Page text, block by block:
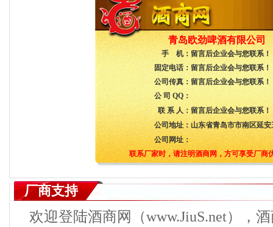
青岛欧劲啤酒有限公司
手 机： 留言后企业会与您联系！
固定电话： 留言后企业会与您联系！
公司传真： 留言后企业会与您联系！
公 司 QQ：
联 系 人：留言后企业会与您联系！
公司地址：山东省青岛市市南区延安
公司网址：
联系厂家时，请注明酒商网，方可享受厂商
厂商支持
欢迎登陆酒商网（www.JiuS.net），